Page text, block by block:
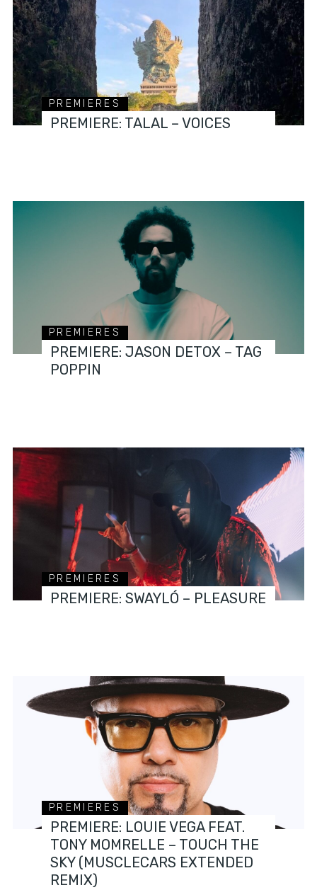
PREMIERES
PREMIERE: TALAL – VOICES
PREMIERES
PREMIERE: JASON DETOX – TAG
POPPIN
PREMIERES
PREMIERE: SWAYLÓ – PLEASURE
PREMIERES
PREMIERE: LOUIE VEGA FEAT.
TONY MOMRELLE – TOUCH THE
SKY (MUSCLECARS EXTENDED
REMIX)